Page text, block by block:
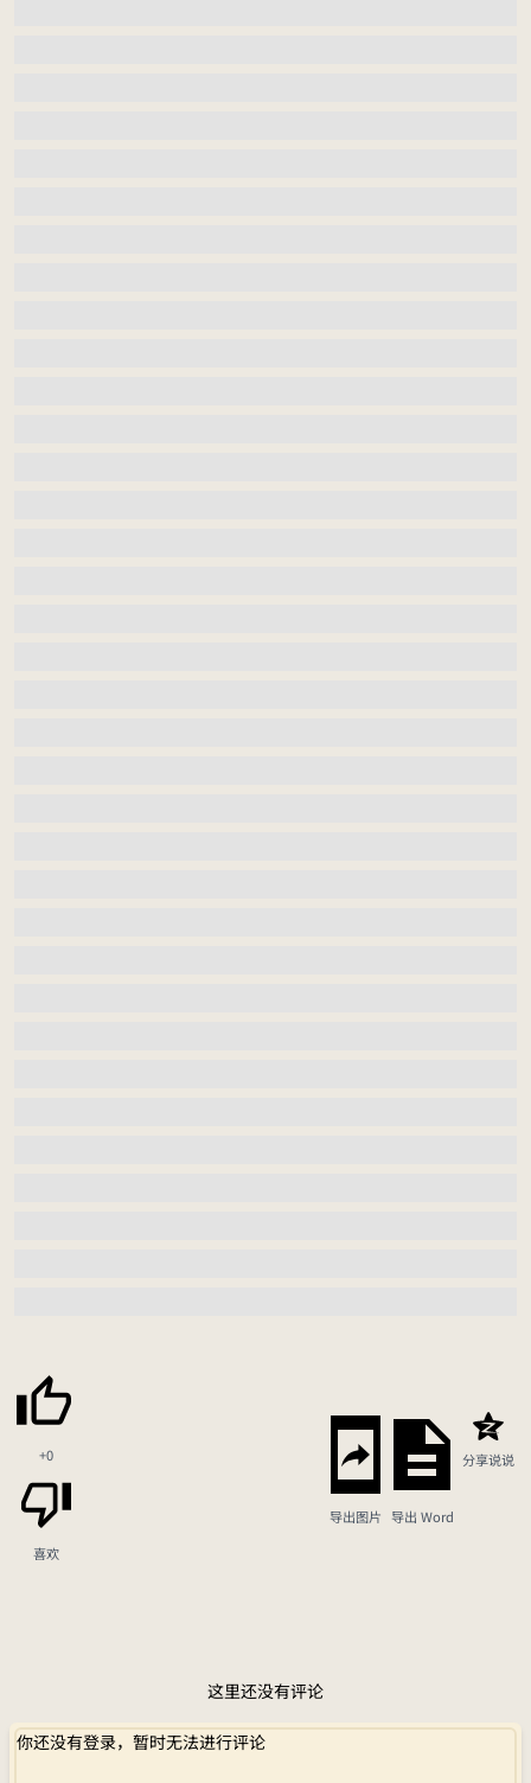
+0
喜欢
导出图片 导出 Word
分享说说
这里还没有评论
你还没有登录，暂时无法进行评论